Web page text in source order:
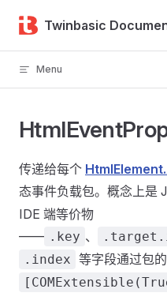
Skip to content
Twinbasic
Menu
传递给每个
态事件负载包。概念上是
IDE 端等价物
—— .key 、
.index 等字段通过包的